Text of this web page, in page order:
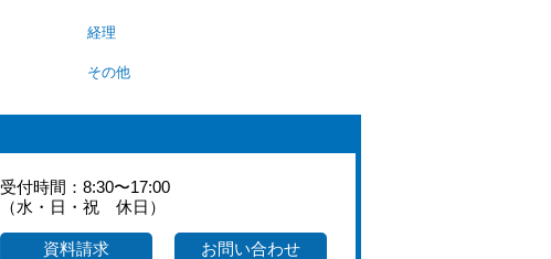
経理
その他
受付時間：8:30〜17:00
（水・日・祝 休日）
資料請求 お問い合わせ